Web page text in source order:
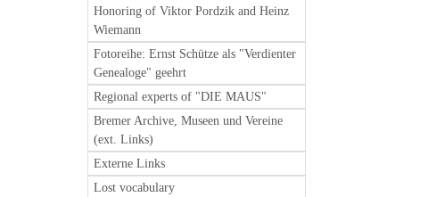
Honoring of Viktor Pordzik and Heinz
Wiemann
Fotoreihe: Ernst Schütze als "Verdienter
Genealoge" geehrt
Regional experts of "DIE MAUS"
Bremer Archive, Museen und Vereine
(ext. Links)
Externe Links
Lost vocabulary